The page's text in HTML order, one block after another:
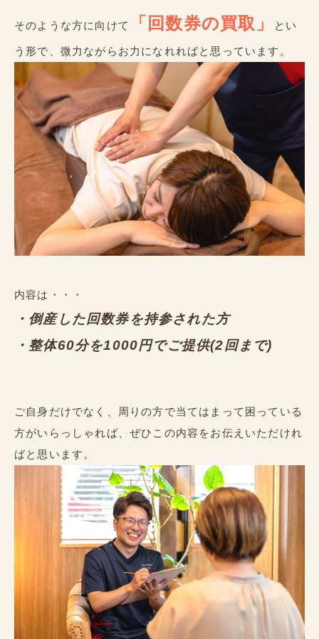
そのような方に向けて 「回数券の買取」 とい
う形で、微力ながらお力になれればと思っています。
内容は・・・
・倒産した回数券を持参された方
・整体60分を1000円でご提供(2回まで)
ご自身だけでなく、周りの方で当てはまって困っている
方がいらっしゃれば、ぜひこの内容をお伝えいただけれ
ばと思います。